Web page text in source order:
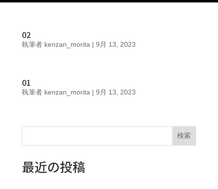
02
執筆者 kenzan_morita | 9月 13, 2023
01
執筆者 kenzan_morita | 9月 13, 2023
検索
最近の投稿